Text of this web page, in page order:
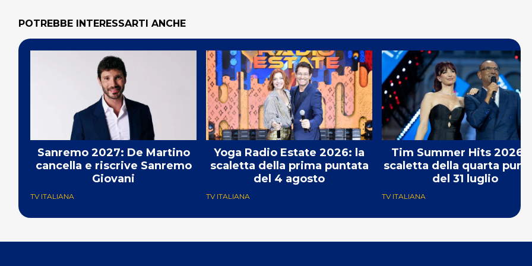
POTREBBE INTERESSARTI ANCHE
Sanremo 2027: De Martino
cancella e riscrive Sanremo
Giovani
TV ITALIANA
Yoga Radio Estate 2026: la
scaletta della prima puntata
del 4 agosto
TV ITALIANA
Tim Summer Hits 2026: la
scaletta della quarta
del 31 luglio
TV ITALIANA